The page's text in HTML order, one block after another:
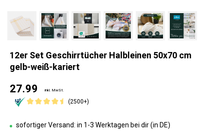
12er Set Geschirrtücher Halbleinen 50x70 cm
gelb-weiß-kariert
27.99 inkl. MwSt.
(2500+)
sofortiger Versand: in 1-3 Werktagen bei dir (in DE)